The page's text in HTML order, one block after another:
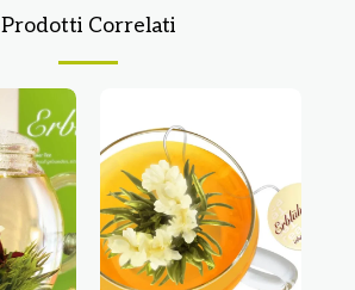
Prodotti Correlati